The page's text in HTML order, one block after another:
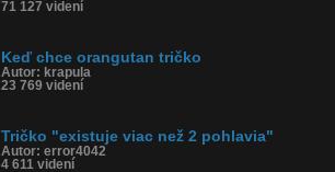
71 127 videní
Keď chce orangutan tričko
Autor: krapula
23 769 videní
Tričko "existuje viac než 2 pohlavia"
Autor: error4042
4 611 videní